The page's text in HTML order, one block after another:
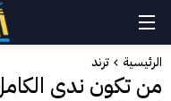
الرئيسية ترند
من تكون ندى